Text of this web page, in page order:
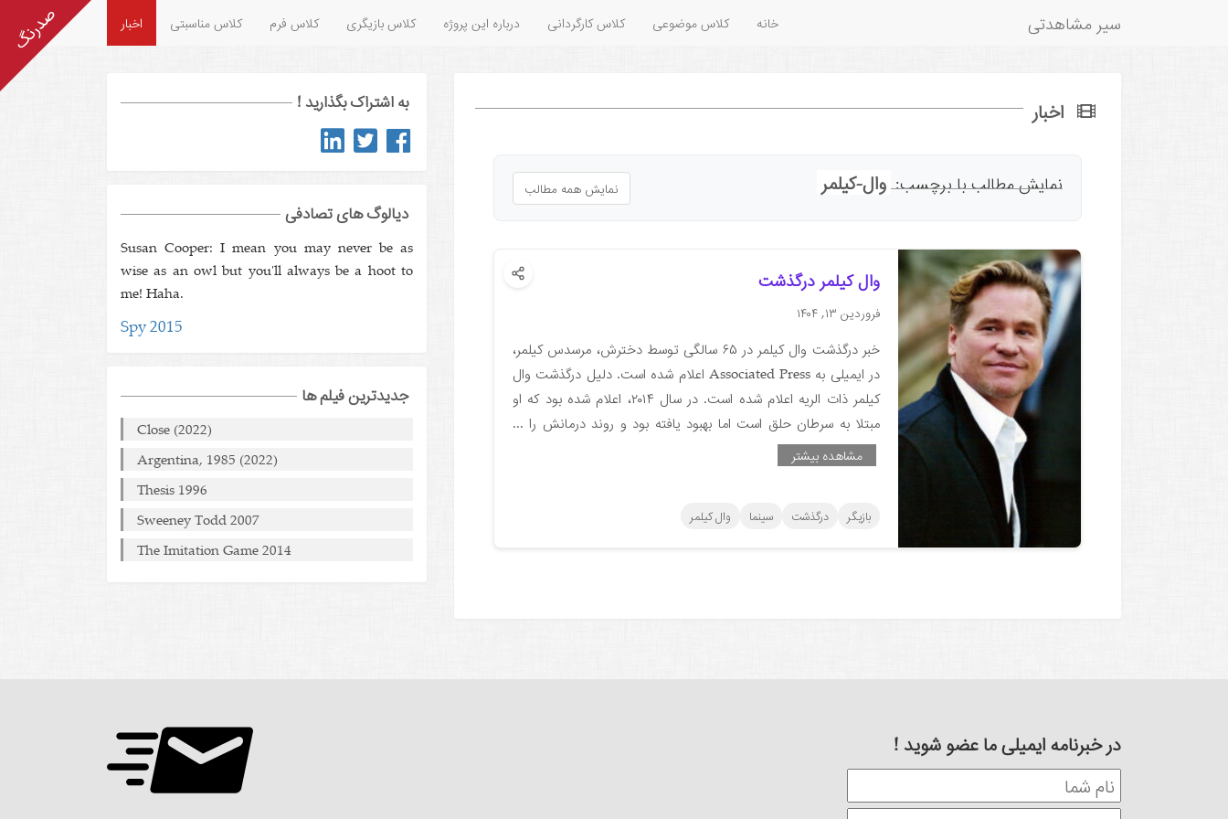
سیر مشاهدتی خانه کلاس موضوعی کلاس کارگردانی درباره این پروژه کلاس بازیگری کلاس فرم کلاس مناسبتی اخبار
اخبار
نمایش مطالب با برچسب: وال-کیلمر نمایش همه مطالب
وال کیلمر درگذشت
فروردین ۱۳, ۱۴۰۴
خبر درگذشت وال کیلمر در ۶۵ سالگی توسط دخترش، مرسدس کیلمر،
در ایمیلی به Associated Press اعلام شده است. دلیل درگذشت وال
کیلمر ذات الریه اعلام شده است. در سال ۲۰۱۴، اعلام شده بود که او
مبتلا به سرطان حلق است اما بهبود یافته بود و روند درمانش را ...
مشاهده بیشتر
بازیگر درگذشت سینما وال کیلمر
به اشتراک بگذارید !
دیالوگ های تصادفی
Susan Cooper: I mean you may never be as
wise as an owl but you'll always be a hoot to
me! Haha.
Spy 2015
جدیدترین فیلم ها
Close (2022)
Argentina, 1985 (2022)
Thesis 1996
Sweeney Todd 2007
The Imitation Game 2014
در خبرنامه ایمیلی ما عضو شوید !